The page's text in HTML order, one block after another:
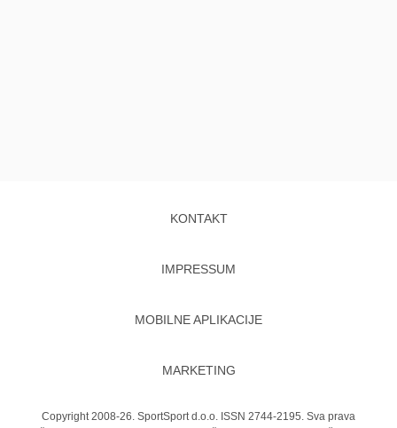
KONTAKT
IMPRESSUM
MOBILNE APLIKACIJE
MARKETING
Copyright 2008-26. SportSport d.o.o. ISSN 2744-2195. Sva prava